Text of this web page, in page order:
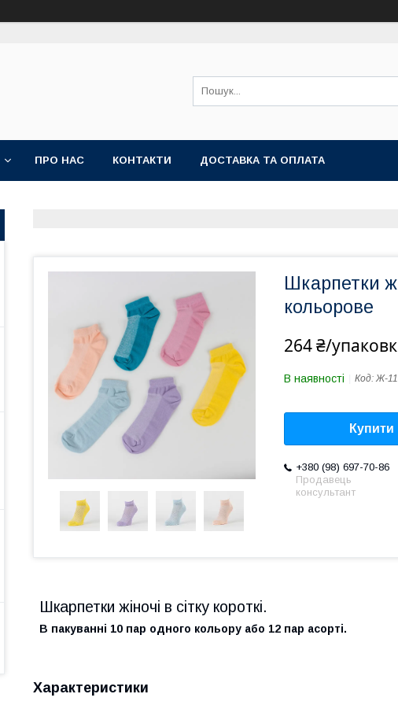
ПРО НАС КОНТАКТИ ДОСТАВКА ТА ОПЛАТА
Шкарпетки
кольорове
264 ₴/
В наявності Код: Ж-
Купити
+380 (98) 697-70-86
Продавець
консультант
Шкарпетки жіночі в сітку короткі.
В пакуванні 10 пар одного кольору або 12 пар асорті.
Характеристики